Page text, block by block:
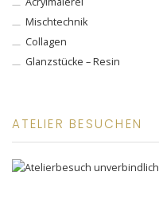
Mischtechnik
Collagen
Glanzstücke – Resin
ATELIER BESUCHEN